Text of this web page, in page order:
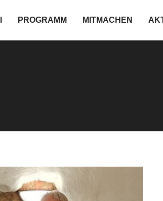
PROGRAMM MITMACHEN